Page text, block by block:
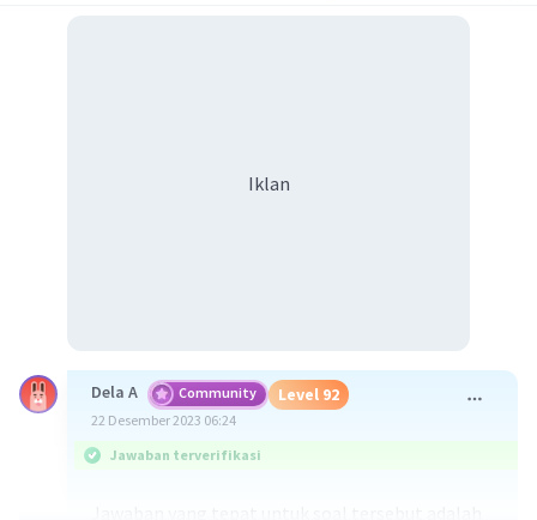
Iklan
Dela A Community Level 92
22 Desember 2023 06:24
Jawaban terverifikasi